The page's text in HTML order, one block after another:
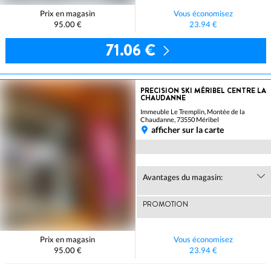
Prix en magasin
95.00 €
Vous économisez
23.94 €
71.06 €
PRECISION SKI MÉRIBEL CENTRE LA
CHAUDANNE
Immeuble Le Tremplin, Montée de la
Chaudanne, 73550 Méribel
afficher sur la carte
Avantages du magasin:
PROMOTION
Prix en magasin
95.00 €
Vous économisez
23.94 €